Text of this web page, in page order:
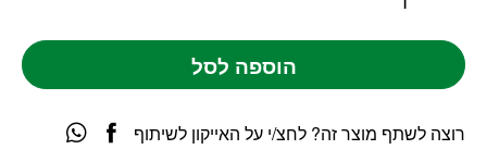
הוספה לסל
רוצה לשתף מוצר זה? לחצ/י על האייקון לשיתוף